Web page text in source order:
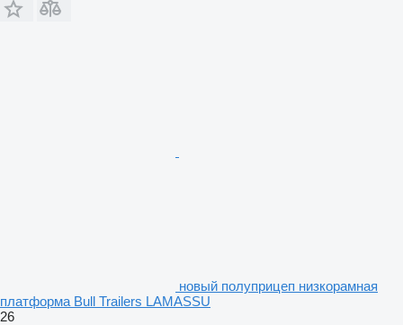
новый полуприцеп низкорамная
платформа Bull Trailers LAMASSU
26